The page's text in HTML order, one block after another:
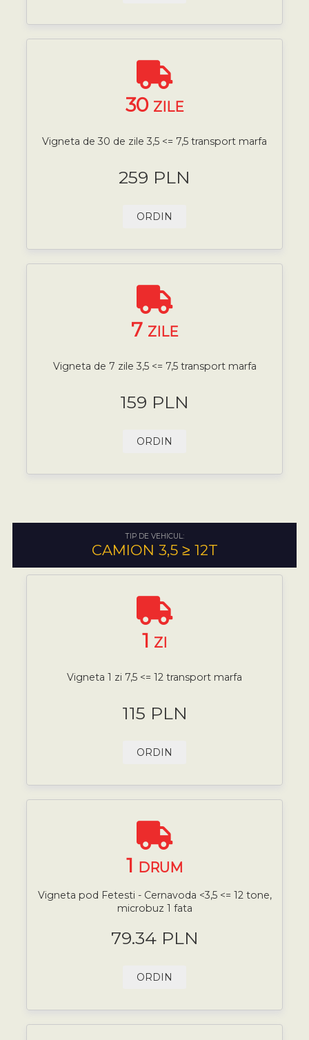
30 ZILE
Vigneta de 30 de zile 3,5 <= 7,5 transport marfa
259 PLN
ORDIN
7 ZILE
Vigneta de 7 zile 3,5 <= 7,5 transport marfa
159 PLN
ORDIN
TIP DE VEHICUL:
CAMION 3,5 ≥ 12T
1 ZI
Vigneta 1 zi 7,5 <= 12 transport marfa
115 PLN
ORDIN
1 DRUM
Vigneta pod Fetesti - Cernavoda <3,5 <= 12 tone,
microbuz 1 fata
79.34 PLN
ORDIN